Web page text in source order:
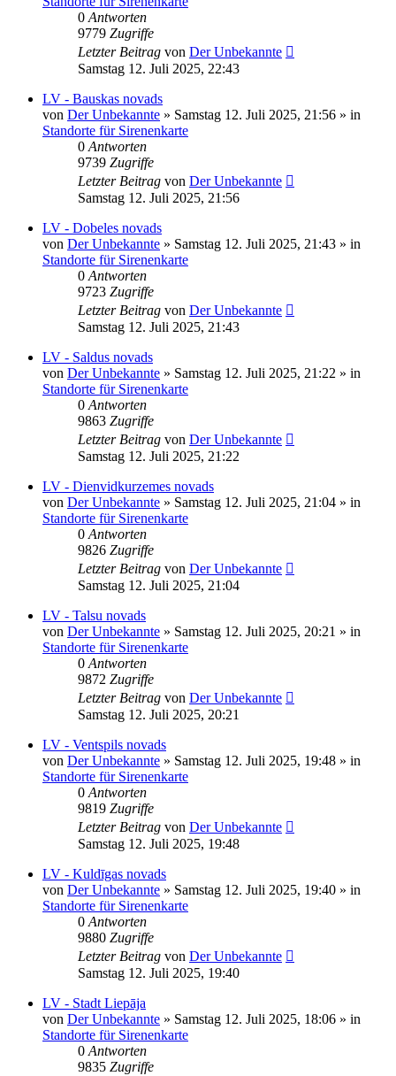
0 Antworten
9779 Zugriffe
Letzter Beitrag von Der Unbekannte
Samstag 12. Juli 2025, 22:43
LV - Bauskas novads
von Der Unbekannte » Samstag 12. Juli 2025, 21:56 » in
Standorte für Sirenenkarte
0 Antworten
9739 Zugriffe
Letzter Beitrag von Der Unbekannte
Samstag 12. Juli 2025, 21:56
LV - Dobeles novads
von Der Unbekannte » Samstag 12. Juli 2025, 21:43 » in
Standorte für Sirenenkarte
0 Antworten
9723 Zugriffe
Letzter Beitrag von Der Unbekannte
Samstag 12. Juli 2025, 21:43
LV - Saldus novads
von Der Unbekannte » Samstag 12. Juli 2025, 21:22 » in
Standorte für Sirenenkarte
0 Antworten
9863 Zugriffe
Letzter Beitrag von Der Unbekannte
Samstag 12. Juli 2025, 21:22
LV - Dienvidkurzemes novads
von Der Unbekannte » Samstag 12. Juli 2025, 21:04 » in
Standorte für Sirenenkarte
0 Antworten
9826 Zugriffe
Letzter Beitrag von Der Unbekannte
Samstag 12. Juli 2025, 21:04
LV - Talsu novads
von Der Unbekannte » Samstag 12. Juli 2025, 20:21 » in
Standorte für Sirenenkarte
0 Antworten
9872 Zugriffe
Letzter Beitrag von Der Unbekannte
Samstag 12. Juli 2025, 20:21
LV - Ventspils novads
von Der Unbekannte » Samstag 12. Juli 2025, 19:48 » in
Standorte für Sirenenkarte
0 Antworten
9819 Zugriffe
Letzter Beitrag von Der Unbekannte
Samstag 12. Juli 2025, 19:48
LV - Kuldīgas novads
von Der Unbekannte » Samstag 12. Juli 2025, 19:40 » in
Standorte für Sirenenkarte
0 Antworten
9880 Zugriffe
Letzter Beitrag von Der Unbekannte
Samstag 12. Juli 2025, 19:40
LV - Stadt Liepāja
von Der Unbekannte » Samstag 12. Juli 2025, 18:06 » in
Standorte für Sirenenkarte
0 Antworten
9835 Zugriffe